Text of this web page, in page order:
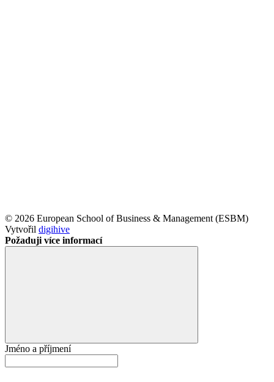
© 2026 European School of Business & Management (ESBM)
Vytvořil digihive
Požaduji více informací
Jméno a příjmení